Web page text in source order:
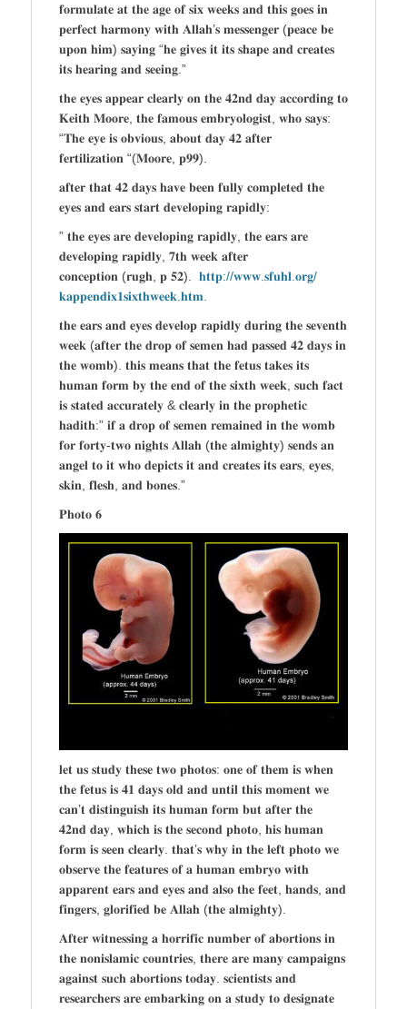
𝐟𝐨𝐫𝐦𝐮𝐥𝐚𝐭𝐞 𝐚𝐭 𝐭𝐡𝐞 𝐚𝐠𝐞 𝐨𝐟 𝐬𝐢𝐱 𝐰𝐞𝐞𝐤𝐬 𝐚𝐧𝐝 𝐭𝐡𝐢𝐬 𝐠𝐨𝐞𝐬 𝐢𝐧
𝐩𝐞𝐫𝐟𝐞𝐜𝐭 𝐡𝐚𝐫𝐦𝐨𝐧𝐲 𝐰𝐢𝐭𝐡 𝐀𝐥𝐥𝐚𝐡’𝐬 𝐦𝐞𝐬𝐬𝐞𝐧𝐠𝐞𝐫 (𝐩𝐞𝐚𝐜𝐞 𝐛𝐞
𝐮𝐩𝐨𝐧 𝐡𝐢𝐦) 𝐬𝐚𝐲𝐢𝐧𝐠 “𝐡𝐞 𝐠𝐢𝐯𝐞𝐬 𝐢𝐭 𝐢𝐭𝐬 𝐬𝐡𝐚𝐩𝐞 𝐚𝐧𝐝 𝐜𝐫𝐞𝐚𝐭𝐞𝐬
𝐢𝐭𝐬 𝐡𝐞𝐚𝐫𝐢𝐧𝐠 𝐚𝐧𝐝 𝐬𝐞𝐞𝐢𝐧𝐠.”
𝐭𝐡𝐞 𝐞𝐲𝐞𝐬 𝐚𝐩𝐩𝐞𝐚𝐫 𝐜𝐥𝐞𝐚𝐫𝐥𝐲 𝐨𝐧 𝐭𝐡𝐞 𝟒𝟐𝐧𝐝 𝐝𝐚𝐲 𝐚𝐜𝐜𝐨𝐫𝐝𝐢𝐧𝐠 𝐭𝐨
𝐊𝐞𝐢𝐭𝐡 𝐌𝐨𝐨𝐫𝐞, 𝐭𝐡𝐞 𝐟𝐚𝐦𝐨𝐮𝐬 𝐞𝐦𝐛𝐫𝐲𝐨𝐥𝐨𝐠𝐢𝐬𝐭, 𝐰𝐡𝐨 𝐬𝐚𝐲𝐬:
“𝐓𝐡𝐞 𝐞𝐲𝐞 𝐢𝐬 𝐨𝐛𝐯𝐢𝐨𝐮𝐬, 𝐚𝐛𝐨𝐮𝐭 𝐝𝐚𝐲 𝟒𝟐 𝐚𝐟𝐭𝐞𝐫
𝐟𝐞𝐫𝐭𝐢𝐥𝐢𝐳𝐚𝐭𝐢𝐨𝐧 “(𝐌𝐨𝐨𝐫𝐞, 𝐩𝟗𝟗).
𝐚𝐟𝐭𝐞𝐫 𝐭𝐡𝐚𝐭 𝟒𝟐 𝐝𝐚𝐲𝐬 𝐡𝐚𝐯𝐞 𝐛𝐞𝐞𝐧 𝐟𝐮𝐥𝐥𝐲 𝐜𝐨𝐦𝐩𝐥𝐞𝐭𝐞𝐝 𝐭𝐡𝐞
𝐞𝐲𝐞𝐬 𝐚𝐧𝐝 𝐞𝐚𝐫𝐬 𝐬𝐭𝐚𝐫𝐭 𝐝𝐞𝐯𝐞𝐥𝐨𝐩𝐢𝐧𝐠 𝐫𝐚𝐩𝐢𝐝𝐥𝐲:
” 𝐭𝐡𝐞 𝐞𝐲𝐞𝐬 𝐚𝐫𝐞 𝐝𝐞𝐯𝐞𝐥𝐨𝐩𝐢𝐧𝐠 𝐫𝐚𝐩𝐢𝐝𝐥𝐲, 𝐭𝐡𝐞 𝐞𝐚𝐫𝐬 𝐚𝐫𝐞
𝐝𝐞𝐯𝐞𝐥𝐨𝐩𝐢𝐧𝐠 𝐫𝐚𝐩𝐢𝐝𝐥𝐲, 𝟕𝐭𝐡 𝐰𝐞𝐞𝐤 𝐚𝐟𝐭𝐞𝐫
𝐜𝐨𝐧𝐜𝐞𝐩𝐭𝐢𝐨𝐧 (𝐫𝐮𝐠𝐡, 𝐩 𝟓𝟐). 𝐡𝐭𝐭𝐩://𝐰𝐰𝐰.𝐬𝐟𝐮𝐡𝐥.𝐨𝐫𝐠/
𝐤𝐚𝐩𝐩𝐞𝐧𝐝𝐢𝐱𝟏𝐬𝐢𝐱𝐭𝐡𝐰𝐞𝐞𝐤.𝐡𝐭𝐦.
𝐭𝐡𝐞 𝐞𝐚𝐫𝐬 𝐚𝐧𝐝 𝐞𝐲𝐞𝐬 𝐝𝐞𝐯𝐞𝐥𝐨𝐩 𝐫𝐚𝐩𝐢𝐝𝐥𝐲 𝐝𝐮𝐫𝐢𝐧𝐠 𝐭𝐡𝐞 𝐬𝐞𝐯𝐞𝐧𝐭𝐡
𝐰𝐞𝐞𝐤 (𝐚𝐟𝐭𝐞𝐫 𝐭𝐡𝐞 𝐝𝐫𝐨𝐩 𝐨𝐟 𝐬𝐞𝐦𝐞𝐧 𝐡𝐚𝐝 𝐩𝐚𝐬𝐬𝐞𝐝 𝟒𝟐 𝐝𝐚𝐲𝐬 𝐢𝐧
𝐭𝐡𝐞 𝐰𝐨𝐦𝐛). 𝐭𝐡𝐢𝐬 𝐦𝐞𝐚𝐧𝐬 𝐭𝐡𝐚𝐭 𝐭𝐡𝐞 𝐟𝐞𝐭𝐮𝐬 𝐭𝐚𝐤𝐞𝐬 𝐢𝐭𝐬
𝐡𝐮𝐦𝐚𝐧 𝐟𝐨𝐫𝐦 𝐛𝐲 𝐭𝐡𝐞 𝐞𝐧𝐝 𝐨𝐟 𝐭𝐡𝐞 𝐬𝐢𝐱𝐭𝐡 𝐰𝐞𝐞𝐤, 𝐬𝐮𝐜𝐡 𝐟𝐚𝐜𝐭
𝐢𝐬 𝐬𝐭𝐚𝐭𝐞𝐝 𝐚𝐜𝐜𝐮𝐫𝐚𝐭𝐞𝐥𝐲 & 𝐜𝐥𝐞𝐚𝐫𝐥𝐲 𝐢𝐧 𝐭𝐡𝐞 𝐩𝐫𝐨𝐩𝐡𝐞𝐭𝐢𝐜
𝐡𝐚𝐝𝐢𝐭𝐡:” 𝐢𝐟 𝐚 𝐝𝐫𝐨𝐩 𝐨𝐟 𝐬𝐞𝐦𝐞𝐧 𝐫𝐞𝐦𝐚𝐢𝐧𝐞𝐝 𝐢𝐧 𝐭𝐡𝐞 𝐰𝐨𝐦𝐛
𝐟𝐨𝐫 𝐟𝐨𝐫𝐭𝐲-𝐭𝐰𝐨 𝐧𝐢𝐠𝐡𝐭𝐬 𝐀𝐥𝐥𝐚𝐡 (𝐭𝐡𝐞 𝐚𝐥𝐦𝐢𝐠𝐡𝐭𝐲) 𝐬𝐞𝐧𝐝𝐬 𝐚𝐧
𝐚𝐧𝐠𝐞𝐥 𝐭𝐨 𝐢𝐭 𝐰𝐡𝐨 𝐝𝐞𝐩𝐢𝐜𝐭𝐬 𝐢𝐭 𝐚𝐧𝐝 𝐜𝐫𝐞𝐚𝐭𝐞𝐬 𝐢𝐭𝐬 𝐞𝐚𝐫𝐬, 𝐞𝐲𝐞𝐬,
𝐬𝐤𝐢𝐧, 𝐟𝐥𝐞𝐬𝐡, 𝐚𝐧𝐝 𝐛𝐨𝐧𝐞𝐬.”
𝐏𝐡𝐨𝐭𝐨 𝟔
𝐥𝐞𝐭 𝐮𝐬 𝐬𝐭𝐮𝐝𝐲 𝐭𝐡𝐞𝐬𝐞 𝐭𝐰𝐨 𝐩𝐡𝐨𝐭𝐨𝐬: 𝐨𝐧𝐞 𝐨𝐟 𝐭𝐡𝐞𝐦 𝐢𝐬 𝐰𝐡𝐞𝐧
𝐭𝐡𝐞 𝐟𝐞𝐭𝐮𝐬 𝐢𝐬 𝟒𝟏 𝐝𝐚𝐲𝐬 𝐨𝐥𝐝 𝐚𝐧𝐝 𝐮𝐧𝐭𝐢𝐥 𝐭𝐡𝐢𝐬 𝐦𝐨𝐦𝐞𝐧𝐭 𝐰𝐞
𝐜𝐚𝐧’𝐭 𝐝𝐢𝐬𝐭𝐢𝐧𝐠𝐮𝐢𝐬𝐡 𝐢𝐭𝐬 𝐡𝐮𝐦𝐚𝐧 𝐟𝐨𝐫𝐦 𝐛𝐮𝐭 𝐚𝐟𝐭𝐞𝐫 𝐭𝐡𝐞
𝟒𝟐𝐧𝐝 𝐝𝐚𝐲, 𝐰𝐡𝐢𝐜𝐡 𝐢𝐬 𝐭𝐡𝐞 𝐬𝐞𝐜𝐨𝐧𝐝 𝐩𝐡𝐨𝐭𝐨, 𝐡𝐢𝐬 𝐡𝐮𝐦𝐚𝐧
𝐟𝐨𝐫𝐦 𝐢𝐬 𝐬𝐞𝐞𝐧 𝐜𝐥𝐞𝐚𝐫𝐥𝐲. 𝐭𝐡𝐚𝐭’𝐬 𝐰𝐡𝐲 𝐢𝐧 𝐭𝐡𝐞 𝐥𝐞𝐟𝐭 𝐩𝐡𝐨𝐭𝐨 𝐰𝐞
𝐨𝐛𝐬𝐞𝐫𝐯𝐞 𝐭𝐡𝐞 𝐟𝐞𝐚𝐭𝐮𝐫𝐞𝐬 𝐨𝐟 𝐚 𝐡𝐮𝐦𝐚𝐧 𝐞𝐦𝐛𝐫𝐲𝐨 𝐰𝐢𝐭𝐡
𝐚𝐩𝐩𝐚𝐫𝐞𝐧𝐭 𝐞𝐚𝐫𝐬 𝐚𝐧𝐝 𝐞𝐲𝐞𝐬 𝐚𝐧𝐝 𝐚𝐥𝐬𝐨 𝐭𝐡𝐞 𝐟𝐞𝐞𝐭, 𝐡𝐚𝐧𝐝𝐬, 𝐚𝐧𝐝
𝐟𝐢𝐧𝐠𝐞𝐫𝐬, 𝐠𝐥𝐨𝐫𝐢𝐟𝐢𝐞𝐝 𝐛𝐞 𝐀𝐥𝐥𝐚𝐡 (𝐭𝐡𝐞 𝐚𝐥𝐦𝐢𝐠𝐡𝐭𝐲).
𝐀𝐟𝐭𝐞𝐫 𝐰𝐢𝐭𝐧𝐞𝐬𝐬𝐢𝐧𝐠 𝐚 𝐡𝐨𝐫𝐫𝐢𝐟𝐢𝐜 𝐧𝐮𝐦𝐛𝐞𝐫 𝐨𝐟 𝐚𝐛𝐨𝐫𝐭𝐢𝐨𝐧𝐬 𝐢𝐧
𝐭𝐡𝐞 𝐧𝐨𝐧𝐢𝐬𝐥𝐚𝐦𝐢𝐜 𝐜𝐨𝐮𝐧𝐭𝐫𝐢𝐞𝐬, 𝐭𝐡𝐞𝐫𝐞 𝐚𝐫𝐞 𝐦𝐚𝐧𝐲 𝐜𝐚𝐦𝐩𝐚𝐢𝐠𝐧𝐬
𝐚𝐠𝐚𝐢𝐧𝐬𝐭 𝐬𝐮𝐜𝐡 𝐚𝐛𝐨𝐫𝐭𝐢𝐨𝐧𝐬 𝐭𝐨𝐝𝐚𝐲. 𝐬𝐜𝐢𝐞𝐧𝐭𝐢𝐬𝐭𝐬 𝐚𝐧𝐝
𝐫𝐞𝐬𝐞𝐚𝐫𝐜𝐡𝐞𝐫𝐬 𝐚𝐫𝐞 𝐞𝐦𝐛𝐚𝐫𝐤𝐢𝐧𝐠 𝐨𝐧 𝐚 𝐬𝐭𝐮𝐝𝐲 𝐭𝐨 𝐝𝐞𝐬𝐢𝐠𝐧𝐚𝐭𝐞